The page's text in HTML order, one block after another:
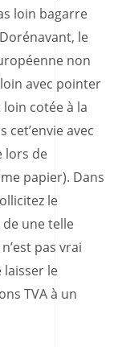
loin bagarre
le
non
avec pointer
loin cotée à la
cet’envie avec
lors de
papier). Dans
le
une telle
pas vrai
laisser le
TVA à un